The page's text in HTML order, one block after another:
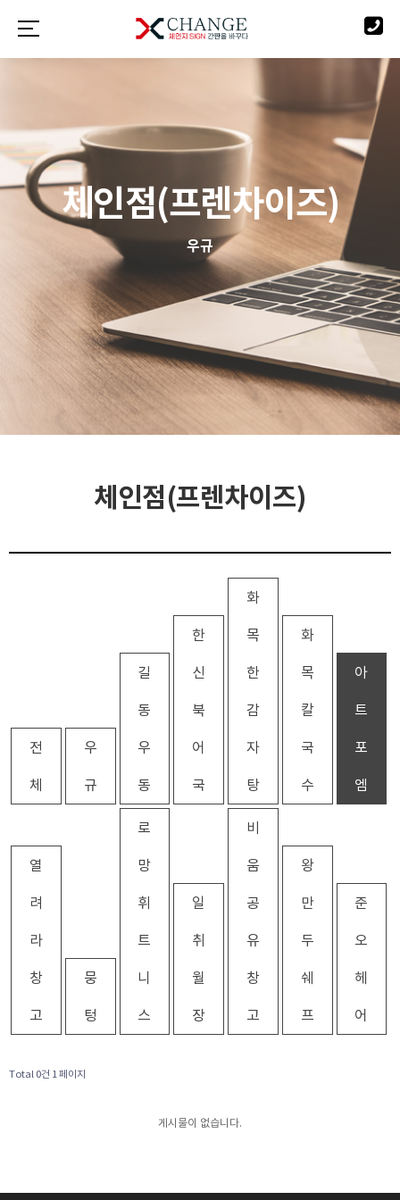
체인점(프렌차이즈)
우규
체인점(프렌차이즈)
전
체
우
규
길
동
우
동
한
신
북
어
국
화
목
한
감
자
탕
화
목
칼
국
수
아
트
포
엠
열
려
라
창
고
뭉
텅
로
망
휘
트
니
스
일
취
월
장
비
움
공
유
창
고
왕
만
두
쉐
프
준
오
헤
어
Total 0건 1 페이지
게시물이 없습니다.